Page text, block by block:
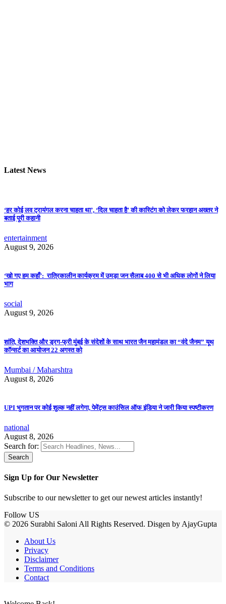
Latest News
‘हर कोई लव ट्रायंगल करना चाहता था’, ‘दिल चाहता है’ की कास्टिंग को लेकर फरहान अख्तर ने
बताई पूरी कहानी
entertainment
August 9, 2026
‘खो गए हम कहाँ’: रात्रिकालीन कार्यक्रम में उमड़ा जन सैलाब 400 से भी अधिक लोगों ने लिया
भाग
social
August 9, 2026
शांति, देशभक्ति और ड्रग-फ्री मुंबई के संदेशों के साथ भारत जैन महामंडल का “वंदे जैनम” यूथ
कॉन्सर्ट का आयोजन 22 अगस्त को
Mumbai / Maharshtra
August 8, 2026
UPI भुगतान पर कोई शुल्क नहीं लगेगा, पेमेंट्स काउंसिल ऑफ इंडिया ने जारी किया स्पष्टीकरण
national
August 8, 2026
Search for:
Sign Up for Our Newsletter
Subscribe to our newsletter to get our newest articles instantly!
Follow US
© 2026 Surabhi Saloni All Rights Reserved. Disgen by AjayGupta
About Us
Privacy
Disclaimer
Terms and Conditions
Contact